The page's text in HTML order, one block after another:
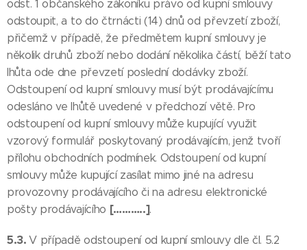
odst. 1 občanského zákoníku právo od kupní smlouvy
odstoupit, a to do čtrnácti (14) dnů od převzetí zboží,
přičemž v případě, že předmětem kupní smlouvy je
několik druhů zboží nebo dodání několika částí, běží tato
lhůta ode dne převzetí poslední dodávky zboží.
Odstoupení od kupní smlouvy musí být prodávajícímu
odesláno ve lhůtě uvedené v předchozí větě. Pro
odstoupení od kupní smlouvy může kupující využit
vzorový formulář poskytovaný prodávajícím, jenž tvoří
přílohu obchodních podmínek. Odstoupení od kupní
smlouvy může kupující zasílat mimo jiné na adresu
provozovny prodávajícího či na adresu elektronické
pošty prodávajícího [………..].
5.3.V případě odstoupení od kupní smlouvy dle čl. 5.2